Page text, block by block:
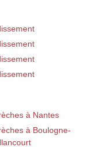
à Nantes
à Boulogne-